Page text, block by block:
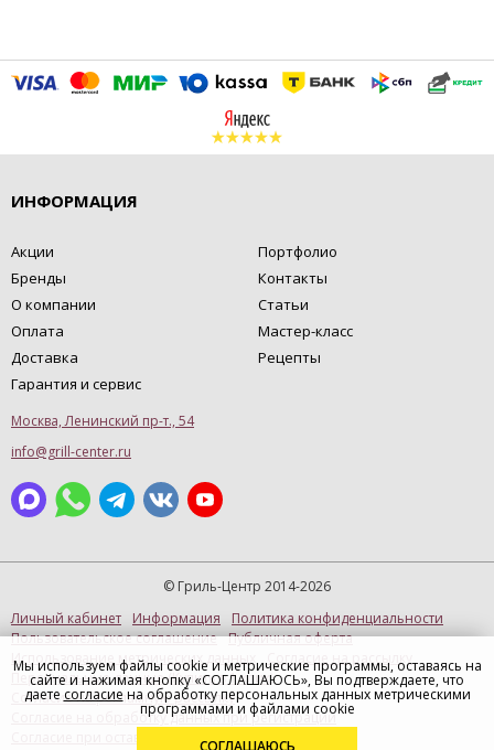
ИНФОРМАЦИЯ
Акции
Бренды
О компании
Оплата
Доставка
Гарантия и сервис
Портфолио
Контакты
Статьи
Мастер-класс
Рецепты
Москва, Ленинский пр-т., 54
info@grill-center.ru
© Гриль-Центр 2014-2026
Личный кабинет Информация
Политика конфиденциальности
Пользовательское соглашение Публичная оферта
Использование метрических данных
Персональные данные (Купить в 1 клик)
Согласие на рекламную рассылку
Согласие на обработку данных при регистрации
Согласие при оставлении отзыва
Мы используем файлы cookie и метрические программы, оставаясь на
сайте и нажимая кнопку «СОГЛАШАЮСЬ», Вы подтверждаете, что
даете согласие на обработку персональных данных метрическими
программами и файлами cookie
СОГЛАШАЮСЬ